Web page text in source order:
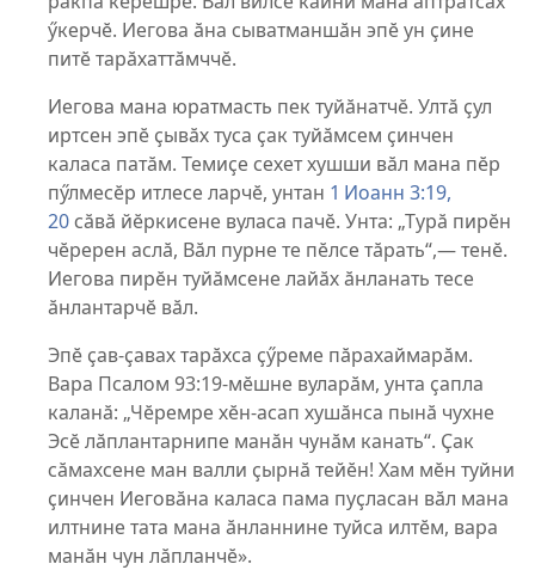
ӳкерчӗ. Иегова ӑна сыватманшӑн эпӗ ун ҫине
питӗ тарӑхаттӑмччӗ.
Иегова мана юратмасть пек туйӑнатчӗ. Ултӑ ҫул
иртсен эпӗ ҫывӑх туса ҫак туйӑмсем ҫинчен
каласа патӑм. Темиҫе сехет хушши вӑл мана пӗр
пӳлмесӗр итлесе ларчӗ, унтан 1 Иоанн 3:19,
20сӑвӑ йӗркисене вуласа пачӗ. Унта: „Турӑ пирӗн
чӗререн аслӑ, Вӑл пурне те пӗлсе тӑрать“,— тенӗ.
Иегова пирӗн туйӑмсене лайӑх ӑнланать тесе
ӑнлантарчӗ вӑл.
Эпӗ ҫав-ҫавах тарӑхса ҫӳреме пӑрахаймарӑм.
Вара Псалом 93:19-мӗшне вуларӑм, унта ҫапла
каланӑ: „Чӗремре хӗн-асап хушӑнса пынӑ чухне
Эсӗ лӑплантарнипе манӑн чунӑм канать“. Ҫак
сӑмахсене ман валли ҫырнӑ тейӗн! Хам мӗн туйни
ҫинчен Иеговӑна каласа пама пуҫласан вӑл мана
илтнине тата мана ӑнланнине туйса илтӗм, вара
манӑн чун лӑпланчӗ».